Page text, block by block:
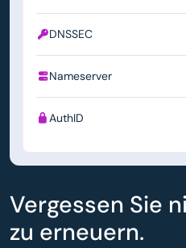
DNSSEC
Nameserver
AuthID
Vergessen Sie
zu erneuern.